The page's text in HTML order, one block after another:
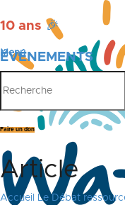
10 ans 🎉
ÉVÉNEMENTS
PUBLICATIONS
Menu
Faire un don
Article
Accueil Le Débat